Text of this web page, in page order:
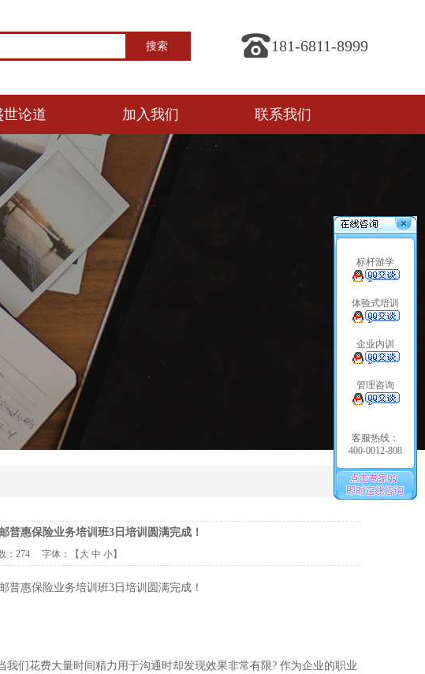
181-6811-8999
世论道 加入我们 联系我们
普惠保险业务培训班3日培训圆满完成！
： 274 字体：【 大 中 小】
普惠保险业务培训班3日培训圆满完成！
们花费大量时间精力用于沟通时却发现效果非常有限? 作为企业的职业
标杆游学
体验式培训
企业内训
管理咨询
客服热线：
400-0012-808